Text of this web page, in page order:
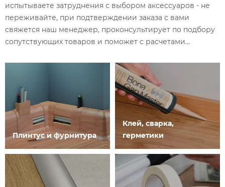
испытываете затруднения с выбором аксессуаров - не
переживайте, при подтверждении заказа с вами
свяжется наш менеджер, проконсультирует по подбору
сопутствующих товаров и поможет с расчетами...
Плинтус и фурнитура
Клей, сварка,
герметики